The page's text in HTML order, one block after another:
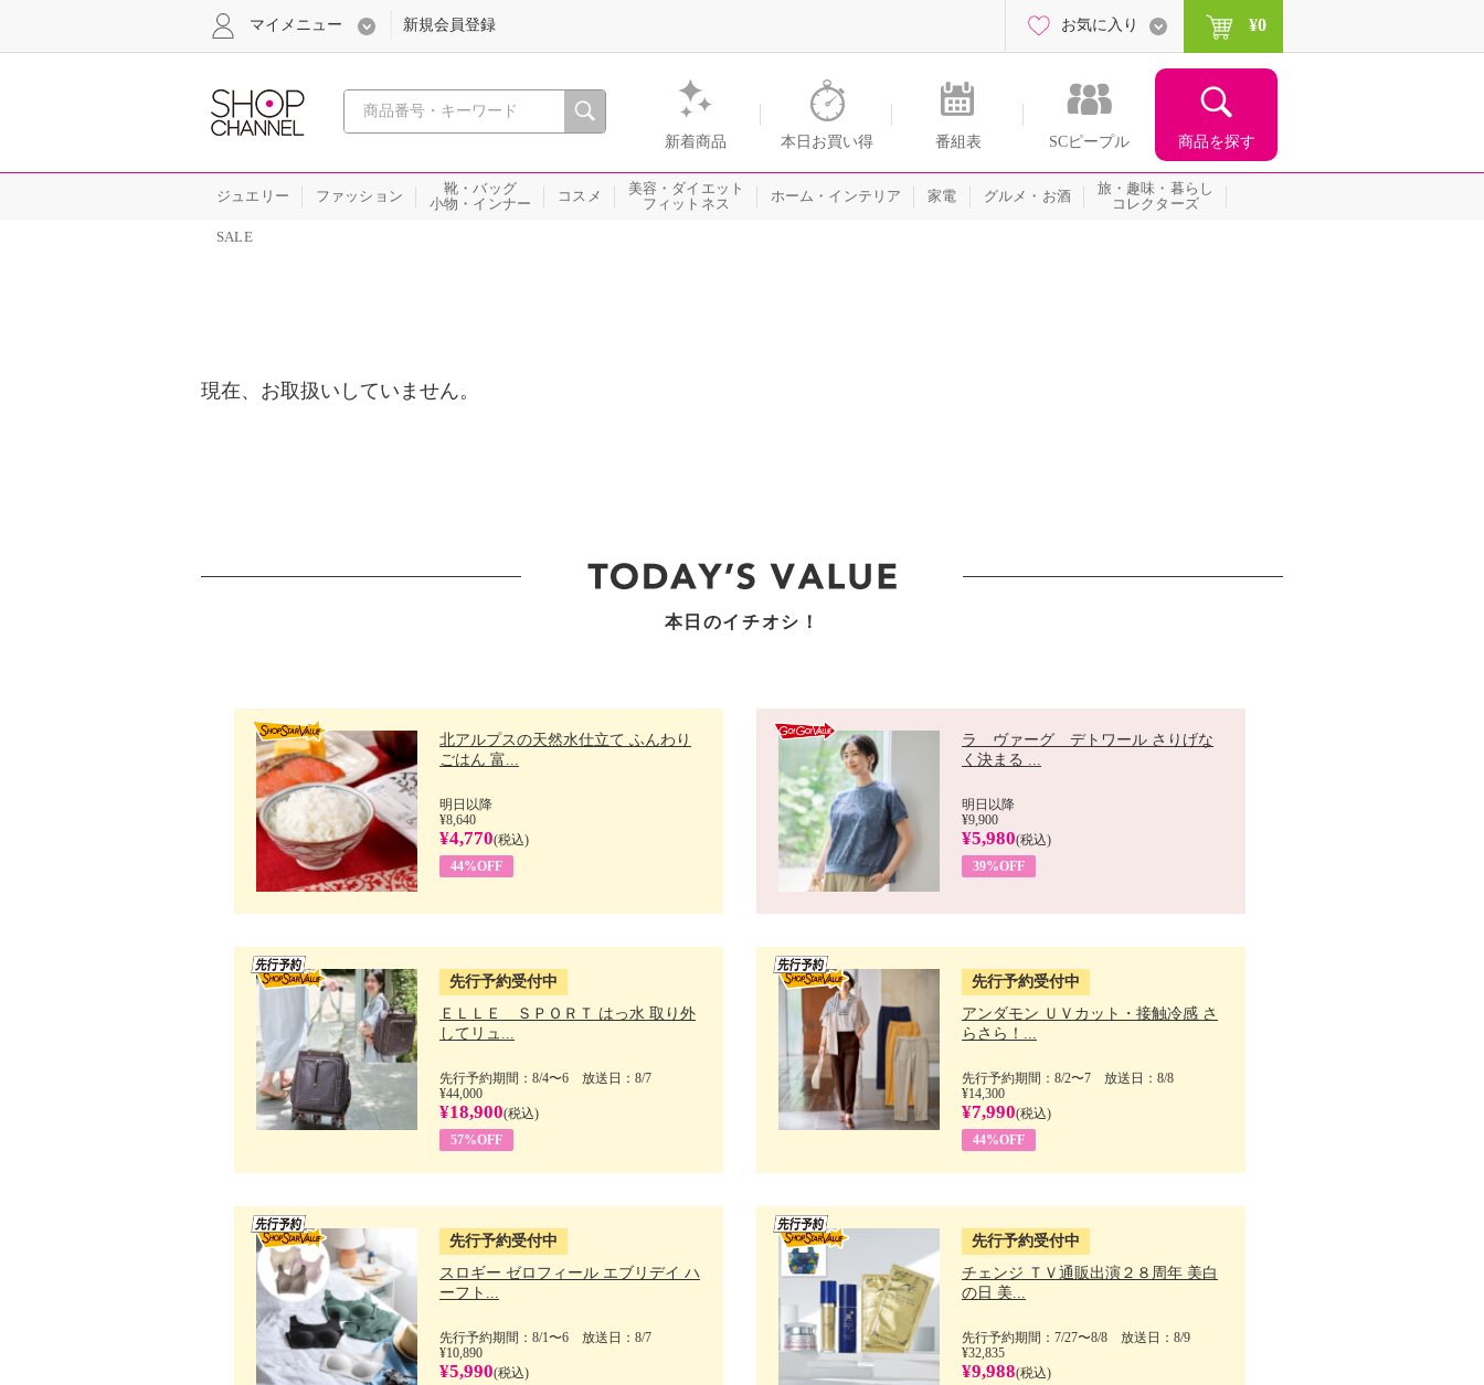
心おどる、瞬間を。通販・テレビショッピングのショップチャンネル
新着商品 本日お買い得 番組表 SCピープル 商品を探す
マイメニュー 新規会員登録 お気に入り ¥0
ジュエリー ファッション
靴・バッグ
小物・インナー
コスメ
美容・ダイエット
フィットネス
ホーム・インテリア 家電 グルメ・お酒
旅・趣味・暮らし
コレクターズ
SALE
現在、お取扱いしていません。
本日のイチオシ！
北アルプスの天然水仕立て ふんわり
ごはん 富...
明日以降
¥8,640
¥4,770(税込)
44%OFF
ラ ヴァーグ デトワール さりげな
く決まる ...
明日以降
¥9,900
¥5,980(税込)
39%OFF
先行予約受付中
ＥＬＬＥ ＳＰＯＲＴ はっ水 取り外
してリュ...
先行予約期間：8/4〜6 放送日：8/7
¥44,000
¥18,900(税込)
57%OFF
先行予約受付中
アンダモン ＵＶカット・接触冷感 さ
らさら！...
先行予約期間：8/2〜7 放送日：8/8
¥14,300
¥7,990(税込)
44%OFF
先行予約受付中
スロギー ゼロフィール エブリデイ ハ
ーフト...
先行予約期間：8/1〜6 放送日：8/7
¥10,890
¥5,990(税込)
先行予約受付中
チェンジ ＴＶ通販出演２８周年 美白
の日 美...
先行予約期間：7/27〜8/8 放送日：8/9
¥32,835
¥9,988(税込)